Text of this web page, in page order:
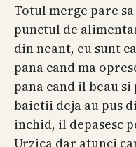
Totul merge pare
punctul de
din neant, eu sunt
pana cand ma
pana cand il beau
baietii deja au pus
inchid, il depasesc
Urzica dar atunci